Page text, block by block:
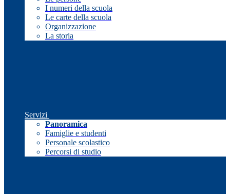
I numeri della scuola
Le carte della scuola
Organizzazione
La storia
Servizi
Panoramica
Famiglie e studenti
Personale scolastico
Percorsi di studio